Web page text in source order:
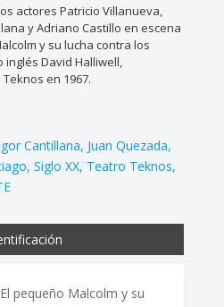
actores Patricio Villanueva,
y Adriano Castillo en escena
y su lucha contra los
David Halliwell,
en 1967.
Cantillana Juan Quezada
Siglo XX Teatro Teknos
pequeño Malcolm y su